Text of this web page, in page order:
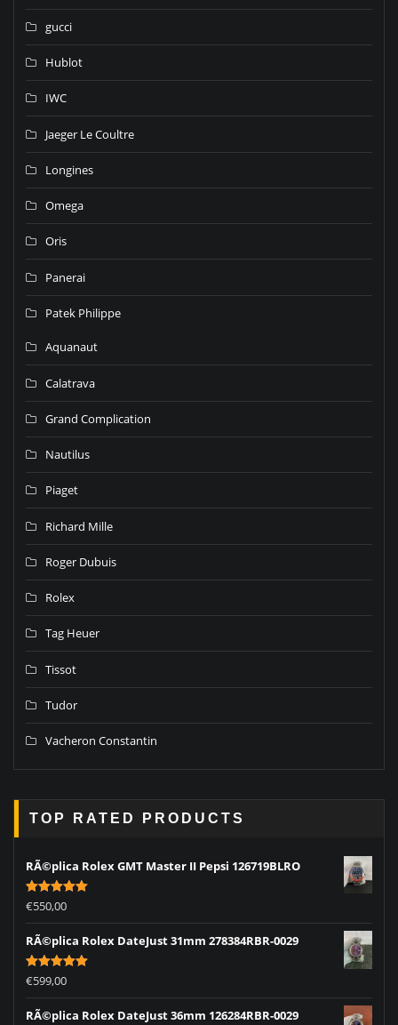
gucci
Hublot
IWC
Jaeger Le Coultre
Longines
Omega
Oris
Panerai
Patek Philippe
Aquanaut
Calatrava
Grand Complication
Nautilus
Piaget
Richard Mille
Roger Dubuis
Rolex
Tag Heuer
Tissot
Tudor
Vacheron Constantin
TOP RATED PRODUCTS
RÃ©plica Rolex GMT Master II Pepsi 126719BLRO
Rated5.00
out of 5
€550,00
RÃ©plica Rolex DateJust 31mm 278384RBR-0029
Rated5.00
out of 5
€599,00
RÃ©plica Rolex DateJust 36mm 126284RBR-0029